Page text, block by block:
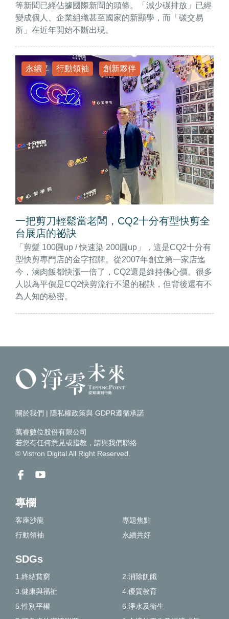
等新聞已經佔據國際新聞的頭條。「減少碳排放」已經
變成個人、企業組織甚至國家的新顯學，而「碳交易
所」在近年開始不斷出現。
永續 行動領袖 創新夥伴
一把剪刀輕鬆當老闆，CQ2十分有型快剪全
台展店的祕訣
「剪髮 100圓up / 快速染 200圓up」，這是CQ2十分有
型快剪專門店的金字招牌。從2007年創立第一家店迄
今，滷肉飯都快漲一倍了，CQ2還是維持佛心價。很多
人以為平價是CQ2快剪流行不退的秘訣，但背後還有不
為人知的秘密。
關於我們 | 隱私權政策與 GDPR遵循承諾
萬睿數位股份有限公司
若您有任何意見或指教，請與我們聯絡
© Vistron Digital All Right Reserved.
專欄
客座沙龍
專題焦點
行動領袖
永續共好
SDGs
1.終結貧窮
2.消除飢餓
3.健康與福祉
4.優質教育
5.性別平權
6.淨水及衛生